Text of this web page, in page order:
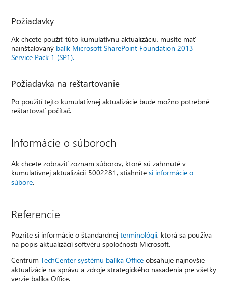
Požiadavky
Ak chcete použiť túto kumulatívnu aktualizáciu, musíte mať
nainštalovaný balík Microsoft SharePoint Foundation 2013
Service Pack 1 (SP1).
Požiadavka na reštartovanie
Po použití tejto kumulatívnej aktualizácie bude možno potrebné
reštartovať počítač.
Informácie o súboroch
Ak chcete zobraziť zoznam súborov, ktoré sú zahrnuté v
kumulatívnej aktualizácii 5002281, stiahnitesi informácie o
súbore.
Referencie
Pozrite si informácie o štandardnejterminológii, ktorá sa používa
na popis aktualizácií softvéru spoločnosti Microsoft.
CentrumTechCenter systému balíka Office obsahuje najnovšie
aktualizácie na správu a zdroje strategického nasadenia pre všetky
verzie balíka Office.